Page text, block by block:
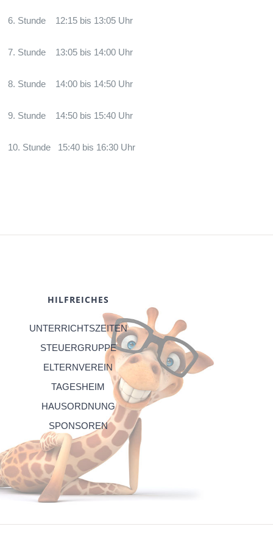
6. Stunde 12:15 bis 13:05 Uhr
7. Stunde 13:05 bis 14:00 Uhr
8. Stunde 14:00 bis 14:50 Uhr
9. Stunde 14:50 bis 15:40 Uhr
10. Stunde 15:40 bis 16:30 Uhr
HILFREICHES
UNTERRICHTSZEITEN
STEUERGRUPPE
ELTERNVEREIN
TAGESHEIM
HAUSORDNUNG
SPONSOREN